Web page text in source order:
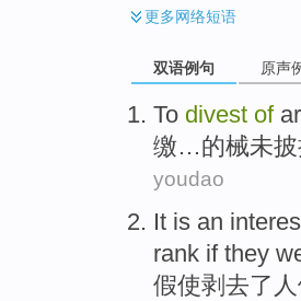
更多网络短语
双语例句 原声
To divest of
缴…的械未
youdao
It is an
rank if they
假使剥 去了